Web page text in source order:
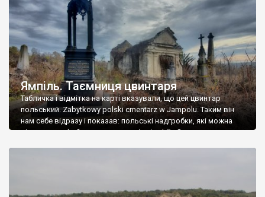
Ямпіль. Таємниця цвинтаря
Табличка і відмітка на карті вказували, що цей цвинтар
польський. Zabytkowy polski cmentarz w Jampolu. Таким він
нам себе відразу і показав: польські надгробки, які можна
віднести до фабричних, польські епітафії… Загалом цвинтар